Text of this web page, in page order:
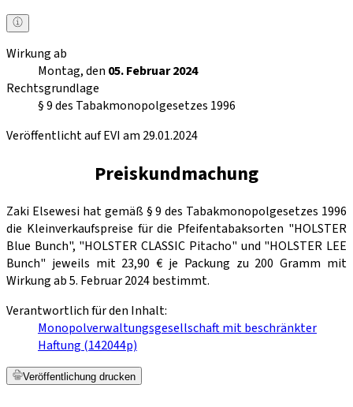
Wirkung ab
Montag, den 05. Februar 2024
Rechtsgrundlage
§ 9 des Tabakmonopolgesetzes 1996
Veröffentlicht auf EVI am 29.01.2024
Preiskundmachung
Zaki Elsewesi hat gemäß § 9 des Tabakmonopolgesetzes 1996
die Kleinverkaufspreise für die Pfeifentabaksorten "HOLSTER
Blue Bunch", "HOLSTER CLASSIC Pitacho" und "HOLSTER LEE
Bunch" jeweils mit 23,90 € je Packung zu 200 Gramm mit
Wirkung ab 5. Februar 2024 bestimmt.
Verantwortlich für den Inhalt:
Monopolverwaltungsgesellschaft mit beschränkter
Haftung (142044p)
Veröffentlichung drucken